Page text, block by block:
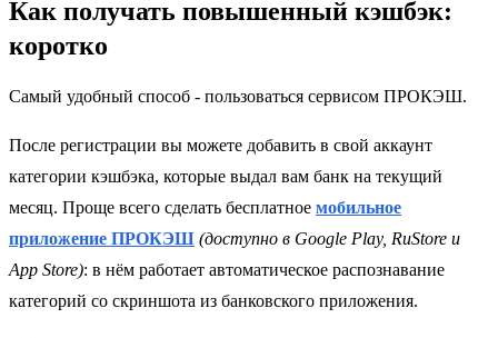
Как получать повышенный кэшбэк:
коротко
Самый удобный способ - пользоваться сервисом ПРОКЭШ.
После регистрации вы можете добавить в свой аккаунт
категории кэшбэка, которые выдал вам банк на текущий
месяц. Проще всего сделать бесплатное мобильное
приложение ПРОКЭШ (доступно в Google Play, RuStore и
App Store): в нём работает автоматическое распознавание
категорий со скриншота из банковского приложения.